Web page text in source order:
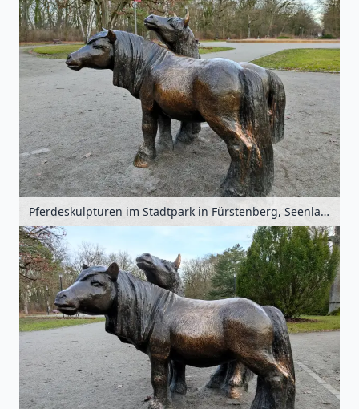
Pferdeskulpturen im Stadtpark in Fürstenberg, Seenland Oder-Spree, Brandenburg, Deutschland